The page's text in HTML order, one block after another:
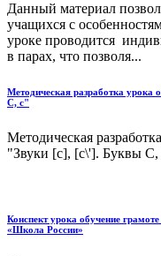
Данный материал
учащихся с
уроке проводится
в парах, что позволя...
Методическая разработка
С, с"
Методическая
"Звуки [с], [с\']. Буквы С,
Конспект урока обучение
«Школа России»